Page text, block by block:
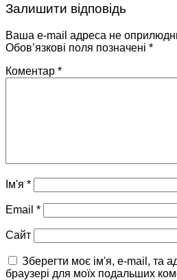
Залишити відповідь
Ваша e-mail адреса не
Обов’язкові поля позначені *
Коментар *
Ім'я *
Email *
Сайт
Зберегти моє ім'я, e-mail, та
браузері для моїх подальших